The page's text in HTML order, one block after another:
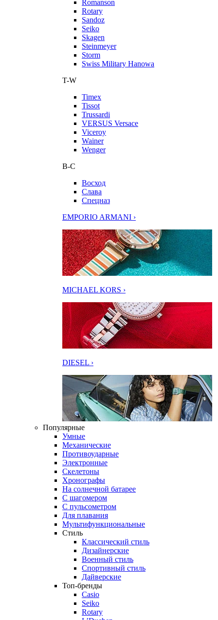
Romanson
Rotary
Sandoz
Seiko
Skagen
Steinmeyer
Storm
Swiss Military Hanowa
T-W
Timex
Tissot
Trussardi
VERSUS Versace
Viceroy
Wainer
Wenger
В-С
Восход
Слава
Спецназ
EMPORIO ARMANI ›
MICHAEL KORS ›
DIESEL ›
Популярные
Умные
Механические
Противоударные
Электронные
Скелетоны
Хронографы
На солнечной батарее
С шагомером
С пульсометром
Для плавания
Мультифункциональные
Стиль
Классический стиль
Дизайнерские
Военный стиль
Спортивный стиль
Дайверские
Топ-бренды
Casio
Seiko
Rotary